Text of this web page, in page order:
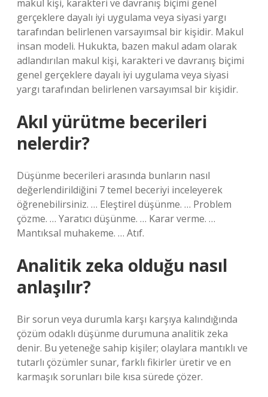
makul kişi, karakteri ve davranış biçimi genel
gerçeklere dayalı iyi uygulama veya siyasi yargı
tarafından belirlenen varsayımsal bir kişidir. Makul
insan modeli. Hukukta, bazen makul adam olarak
adlandırılan makul kişi, karakteri ve davranış biçimi
genel gerçeklere dayalı iyi uygulama veya siyasi
yargı tarafından belirlenen varsayımsal bir kişidir.
Akıl yürütme becerileri
nelerdir?
Düşünme becerileri arasında bunların nasıl
değerlendirildiğini 7 temel beceriyi inceleyerek
öğrenebilirsiniz. … Eleştirel düşünme. … Problem
çözme. … Yaratıcı düşünme. … Karar verme. …
Mantıksal muhakeme. … Atıf.
Analitik zeka olduğu nasıl
anlaşılır?
Bir sorun veya durumla karşı karşıya kalındığında
çözüm odaklı düşünme durumuna analitik zeka
denir. Bu yeteneğe sahip kişiler; olaylara mantıklı ve
tutarlı çözümler sunar, farklı fikirler üretir ve en
karmaşık sorunları bile kısa sürede çözer.